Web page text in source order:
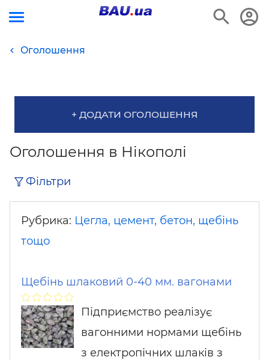
Оголошення
+ ДОДАТИ ОГОЛОШЕННЯ
Оголошення в Нікополі
Фільтри
Рубрика: Цегла, цемент, бетон, щебінь
тощо
Щебінь шлаковий 0-40 мм. вагонами
Підприємство реалізує
вагонними нормами щебінь
з електропічних шлаків з